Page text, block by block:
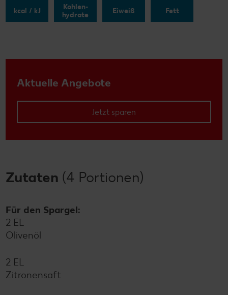
kcal / kJ
Kohlen-
hydrate
Eiweiß Fett
Aktuelle Angebote
Jetzt sparen
Zutaten (4 Portionen)
Für den Spargel:
2 EL
Olivenöl
2 EL
Zitronensaft